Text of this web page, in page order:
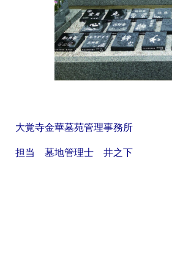
大覚寺金華墓苑管理事務所
担当 墓地管理士 井之下